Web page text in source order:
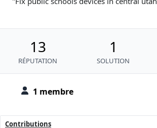
1 membre
13
RÉPUTATION
1
SOLUTION
Contributions